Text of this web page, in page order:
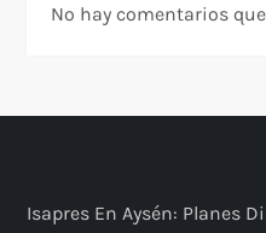
No hay comentarios
Isapres En Aysén: Planes